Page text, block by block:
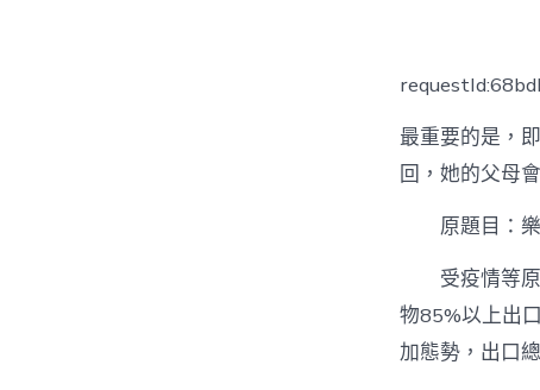
最重要的是，
回，她的父母
原題目：
受疫情等
物85%以上出
加態勢，出口